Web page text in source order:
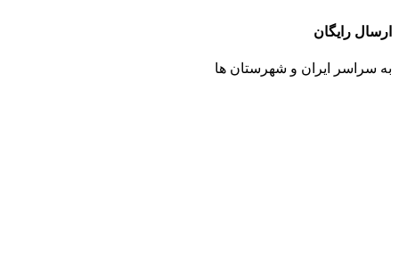
ارسال رایگان
به سراسر ایران و شهرستان ها